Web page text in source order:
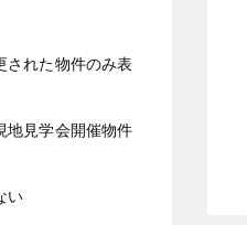
された物件のみ表
地見学会開催物件
い